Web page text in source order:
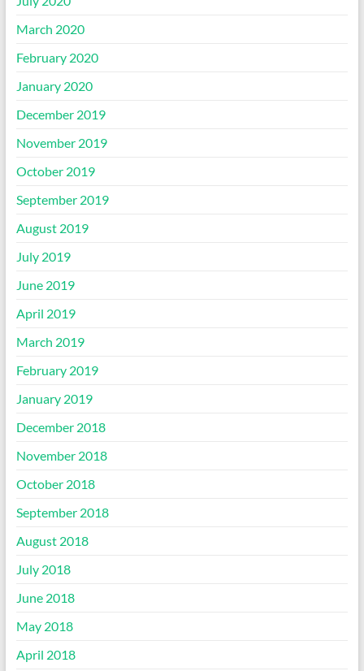
March 2020
February 2020
January 2020
December 2019
November 2019
October 2019
September 2019
August 2019
July 2019
June 2019
April 2019
March 2019
February 2019
January 2019
December 2018
November 2018
October 2018
September 2018
August 2018
July 2018
June 2018
May 2018
April 2018